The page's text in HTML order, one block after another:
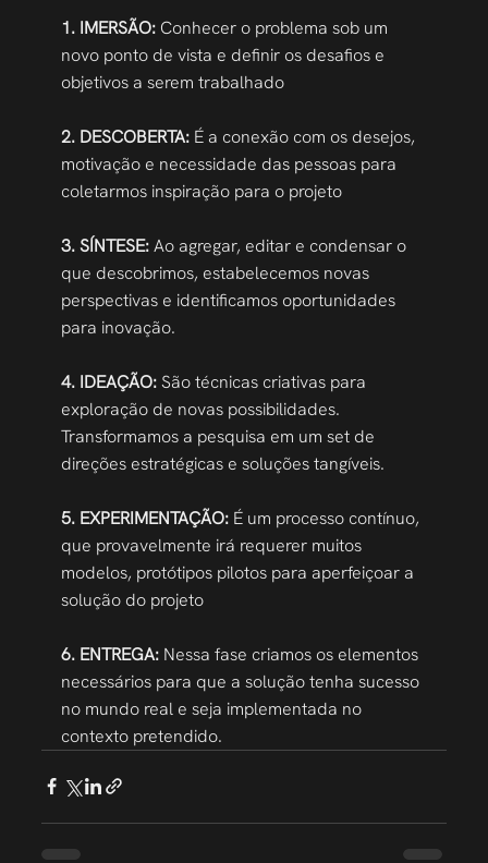
1. IMERSÃO: Conhecer o problema sob um
novo ponto de vista e definir os desafios e
objetivos a serem trabalhado
2. DESCOBERTA: É a conexão com os desejos,
motivação e necessidade das pessoas para
coletarmos inspiração para o projeto
3. SÍNTESE: Ao agregar, editar e condensar o
que descobrimos, estabelecemos novas
perspectivas e identificamos oportunidades
para inovação.
4. IDEAÇÃO: São técnicas criativas para
exploração de novas possibilidades.
Transformamos a pesquisa em um set de
direções estratégicas e soluções tangíveis.
5. EXPERIMENTAÇÃO: É um processo contínuo,
que provavelmente irá requerer muitos
modelos, protótipos pilotos para aperfeiçoar a
solução do projeto
6. ENTREGA: Nessa fase criamos os elementos
necessários para que a solução tenha sucesso
no mundo real e seja implementada no
contexto pretendido.